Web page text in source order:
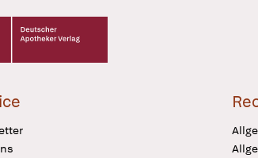
Apotheker Verlag Logo